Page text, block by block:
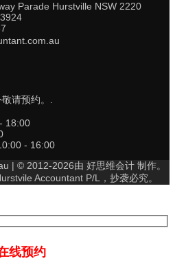
Parade Hurstville NSW 2220
请预约。.
18:00
- 16:00
| © 2012-2026由 好思维会计 制作。
Accountant P/L，抄袭必究。
线预约